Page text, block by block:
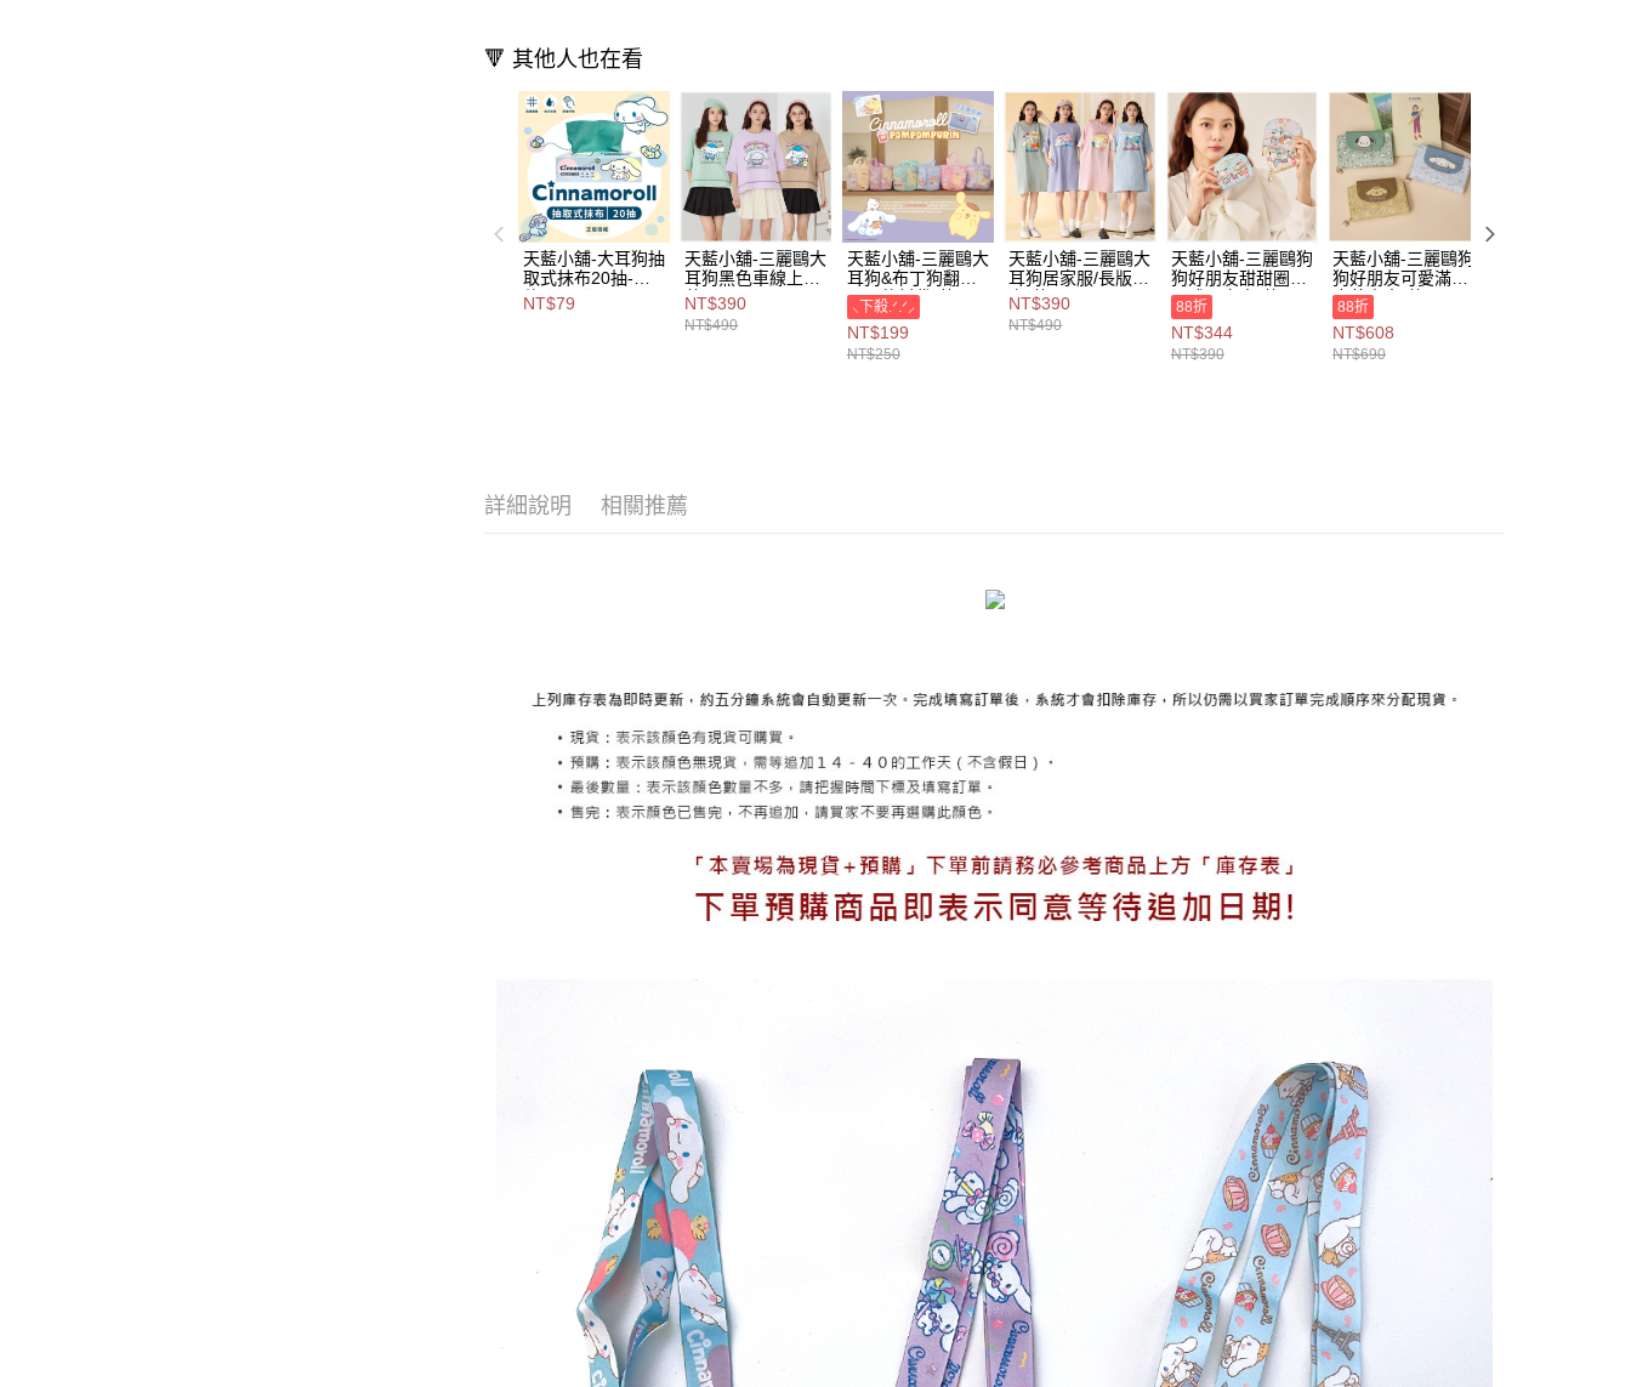
【注意事項】
1.本服務係由「台灣大哥大股份有限公司」（以下簡稱本公司）所提供，讓
用戶於交易時，得透過本服務購買商品或服務，並由商店將買賣／分期付
款買賣價金債權讓與本公司後，依約使用本公司帳單繳交帳款。
2.基於同意付款使用「大哥付你分期」之契約關係目的，商店將以您的個人
資料（包含姓名、電話或地址）提供予台灣大哥大進項蒐集、處理及利
用，由本公司與您本人進行分期帳單所需資料之確認、核對及更正。
3.完整用戶服務條款，請詳閱以下連結：https://oppay.tw/userRule
每筆NT$8,888，滿NT$8,888(含以上)免運費
付款後萊爾富取貨
每筆NT$8,888，滿NT$8,888(含以上)免運費
7-11取貨付款
每筆NT$80，滿NT$1,000(含以上)免運費
付款後7-11取貨
每筆NT$80，滿NT$1,000(含以上)免運費
🔻 其他人也在看
天藍小舖-大耳狗抽
取式抹布20抽-單1
款-$79【A111157
21】
NT$79
天藍小舖-三麗鷗大
耳狗黑色車線上衣-
共3
色-$490【A28280
441】
NT$390
NT$490
天藍小舖-三麗鷗大
耳狗&布丁狗翻轉
兩用飲料袋-共6
色-$250【A11115
643】
⸜下殺.ᐟ.ᐟ⸝
NT$199
NT$250
天藍小舖-三麗鷗大
耳狗居家服/長版上
衣-共3
色-$490【A28280
439】
NT$390
NT$490
天藍小舖-三麗鷗狗
狗好朋友甜甜圈風
琴式票卡夾-共3
色-$390【A07070
182】
88折
NT$344
NT$390
天藍小舖-三麗鷗狗
狗好朋友可愛滿版
皮革中夾-共3
色-$690【A08081
941】
88折
NT$608
NT$690
詳細說明 相關推薦